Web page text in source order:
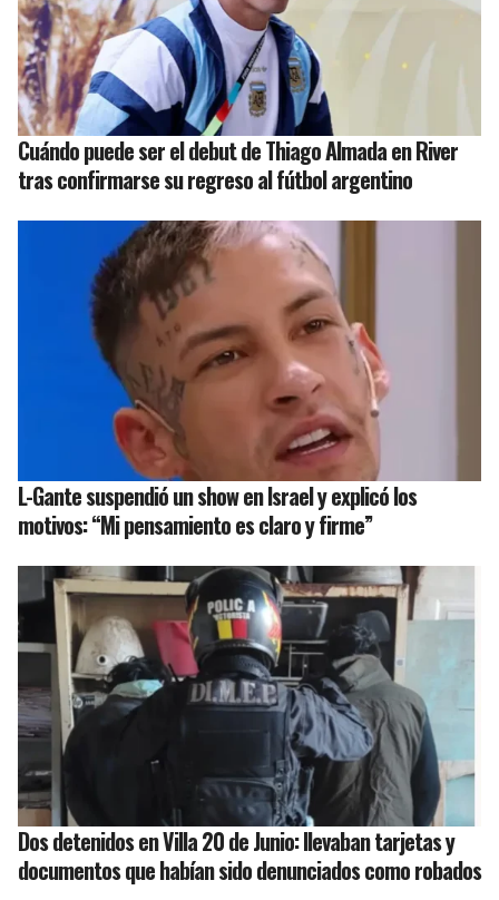
Cuándo puede ser el debut de Thiago Almada en River
tras confirmarse su regreso al fútbol argentino
L-Gante suspendió un show en Israel y explicó los
motivos: “Mi pensamiento es claro y firme”
Dos detenidos en Villa 20 de Junio: llevaban tarjetas y
documentos que habían sido denunciados como robados